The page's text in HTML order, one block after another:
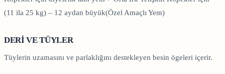
(11 ila 25 kg) – 12 aydan büyük(Özel Amaçlı Yem)
DERİ VE TÜYLER
Tüylerin uzamasını ve parlaklığını destekleyen besin ögeleri içerir.